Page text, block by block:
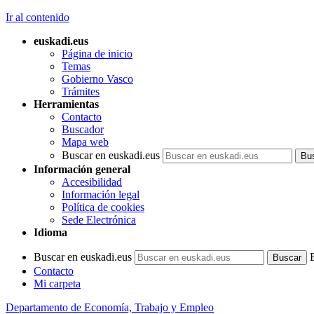
Ir al contenido
euskadi.eus
Página de inicio
Temas
Gobierno Vasco
Trámites
Herramientas
Contacto
Buscador
Mapa web
Buscar en euskadi.eus
Información general
Accesibilidad
Información legal
Política de cookies
Sede Electrónica
Idioma
Buscar en euskadi.eus
Contacto
Mi carpeta
Departamento de Economía, Trabajo y Empleo